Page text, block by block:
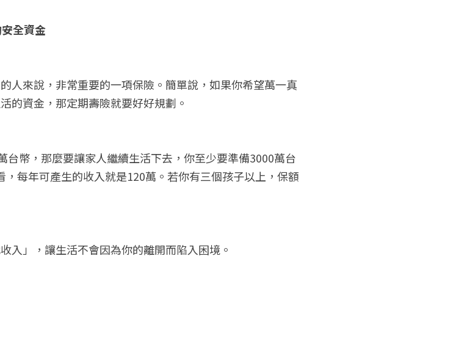
全資金
人來說，非常重要的一項保險。簡單說，如果你希望萬一真
的資金，那定期壽險就要好好規劃。
台幣，那麼要讓家人繼續生活下去，你至少要準備3000萬台
每年可產生的收入就是120萬。若你有三個孩子以上，保額
入」，讓生活不會因為你的離開而陷入困境。